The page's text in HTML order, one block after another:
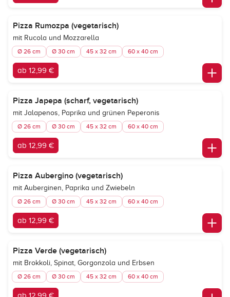
Pizza Rumozpa (vegetarisch)
mit Rucola und Mozzarella
Ø 26 cm Ø 30 cm 45 x 32 cm 60 x 40 cm
ab 12,99 €
Pizza Japepa (scharf, vegetarisch)
mit Jalapenos, Paprika und grünen Peperonis
Ø 26 cm Ø 30 cm 45 x 32 cm 60 x 40 cm
ab 12,99 €
Pizza Aubergino (vegetarisch)
mit Auberginen, Paprika und Zwiebeln
Ø 26 cm Ø 30 cm 45 x 32 cm 60 x 40 cm
ab 12,99 €
Pizza Verde (vegetarisch)
mit Brokkoli, Spinat, Gorgonzola und Erbsen
Ø 26 cm Ø 30 cm 45 x 32 cm 60 x 40 cm